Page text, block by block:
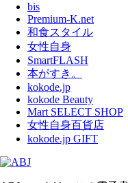
bis
Premium-K.net
和食スタイル
女性自身
SmartFLASH
本がすき。
kokode.jp
kokode Beauty
Mart SELECT SHOP
女性自身百貨店
kokode.jp GIFT